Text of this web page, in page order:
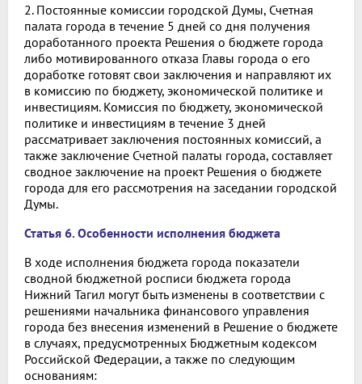
2. Постоянные комиссии городской Думы, Счетная
палата города в течение 5 дней со дня получения
доработанного проекта Решения о бюджете города
либо мотивированного отказа Главы города о его
доработке готовят свои заключения и направляют их
в комиссию по бюджету, экономической политике и
инвестициям. Комиссия по бюджету, экономической
политике и инвестициям в течение 3 дней
рассматривает заключения постоянных комиссий, а
также заключение Счетной палаты города, составляет
сводное заключение на проект Решения о бюджете
города для его рассмотрения на заседании городской
Думы.
Статья 6. Особенности исполнения бюджета
В ходе исполнения бюджета города показатели
сводной бюджетной росписи бюджета города
Нижний Тагил могут быть изменены в соответствии с
решениями начальника финансового управления
города без внесения изменений в Решение о бюджете
в случаях, предусмотренных Бюджетным кодексом
Российской Федерации, а также по следующим
основаниям: